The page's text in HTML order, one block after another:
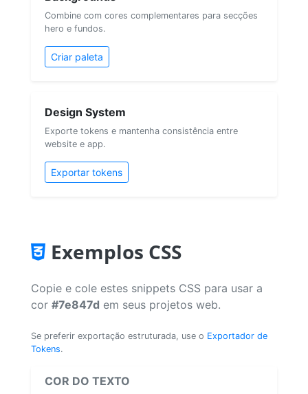
Combine com cores complementares para secções
hero e fundos.
Criar paleta
Design System
Exporte tokens e mantenha consistência entre
website e app.
Exportar tokens
Exemplos CSS
Copie e cole estes snippets CSS para usar a
cor #7e847d em seus projetos web.
Se preferir exportação estruturada, use o Exportador de
Tokens.
COR DO TEXTO